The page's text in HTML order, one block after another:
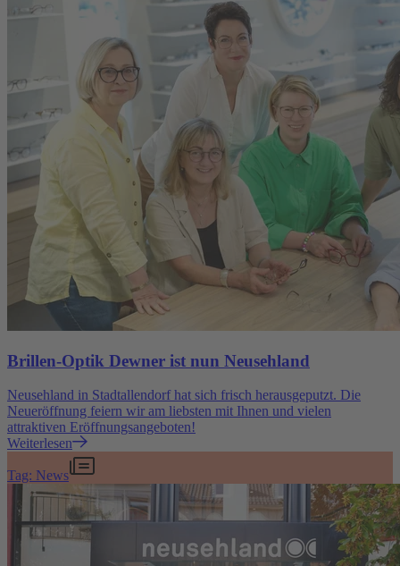
Brillen-Optik Dewner ist nun Neusehland
Neusehland in Stadtallendorf hat sich frisch herausgeputzt. Die
Neueröffnung feiern wir am liebsten mit Ihnen und vielen
attraktiven Eröffnungsangeboten!
Weiterlesen
Tag: News